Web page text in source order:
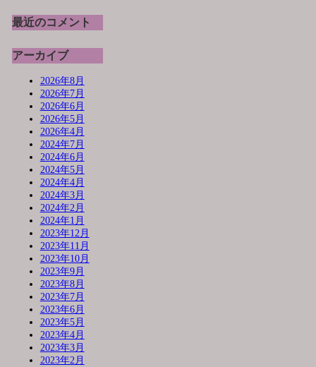
最近のコメント
アーカイブ
2026年8月
2026年7月
2026年6月
2026年5月
2026年4月
2024年7月
2024年6月
2024年5月
2024年4月
2024年3月
2024年2月
2024年1月
2023年12月
2023年11月
2023年10月
2023年9月
2023年8月
2023年7月
2023年6月
2023年5月
2023年4月
2023年3月
2023年2月